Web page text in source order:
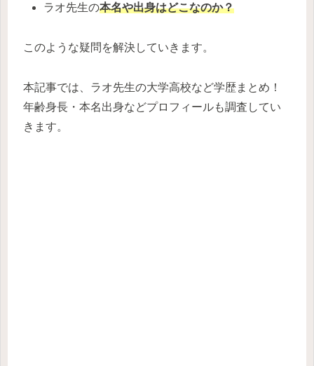
ラオ先生の本名や出身はどこなのか？
このような疑問を解決していきます。
本記事では、ラオ先生の大学高校など学歴まとめ！
年齢身長・本名出身などプロフィールも調査してい
きます。